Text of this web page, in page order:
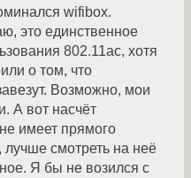
wifibox.
это единственное
802.11ac, хотя
о том, что
Возможно, мои
А вот насчёт
имеет прямого
смотреть на неё
Я бы не возился с